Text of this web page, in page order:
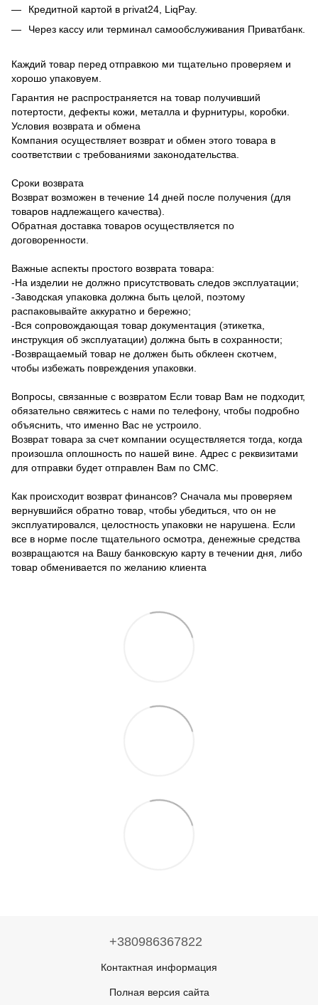
Кредитной картой в privat24, LiqPay.
Через кассу или терминал самообслуживания Приватбанк.
Каждий товар перед отправкою ми тщательно проверяем и
хорошо упаковуем.
Гарантия не распространяется на товар получивший
потертости, дефекты кожи, металла и фурнитуры, коробки.
Условия возврата и обмена
Компания осуществляет возврат и обмен этого товара в
соответствии с требованиями законодательства.
Сроки возврата
Возврат возможен в течение 14 дней после получения (для
товаров надлежащего качества).
Обратная доставка товаров осуществляется по
договоренности.
Важные аспекты простого возврата товара:
-На изделии не должно присутствовать следов эксплуатации;
-Заводская упаковка должна быть целой, поэтому
распаковывайте аккуратно и бережно;
-Вся сопровождающая товар документация (этикетка,
инструкция об эксплуатации) должна быть в сохранности;
-Возвращаемый товар не должен быть обклеен скотчем,
чтобы избежать повреждения упаковки.
Вопросы, связанные с возвратом Если товар Вам не подходит,
обязательно свяжитесь с нами по телефону, чтобы подробно
объяснить, что именно Вас не устроило.
Возврат товара за счет компании осуществляется тогда, когда
произошла оплошность по нашей вине. Адрес с реквизитами
для отправки будет отправлен Вам по СМС.
Как происходит возврат финансов? Сначала мы проверяем
вернувшийся обратно товар, чтобы убедиться, что он не
эксплуатировался, целостность упаковки не нарушена. Если
все в норме после тщательного осмотра, денежные средства
возвращаются на Вашу банковскую карту в течении дня, либо
товар обменивается по желанию клиента
+380986367822
Контактная информация
Полная версия сайта